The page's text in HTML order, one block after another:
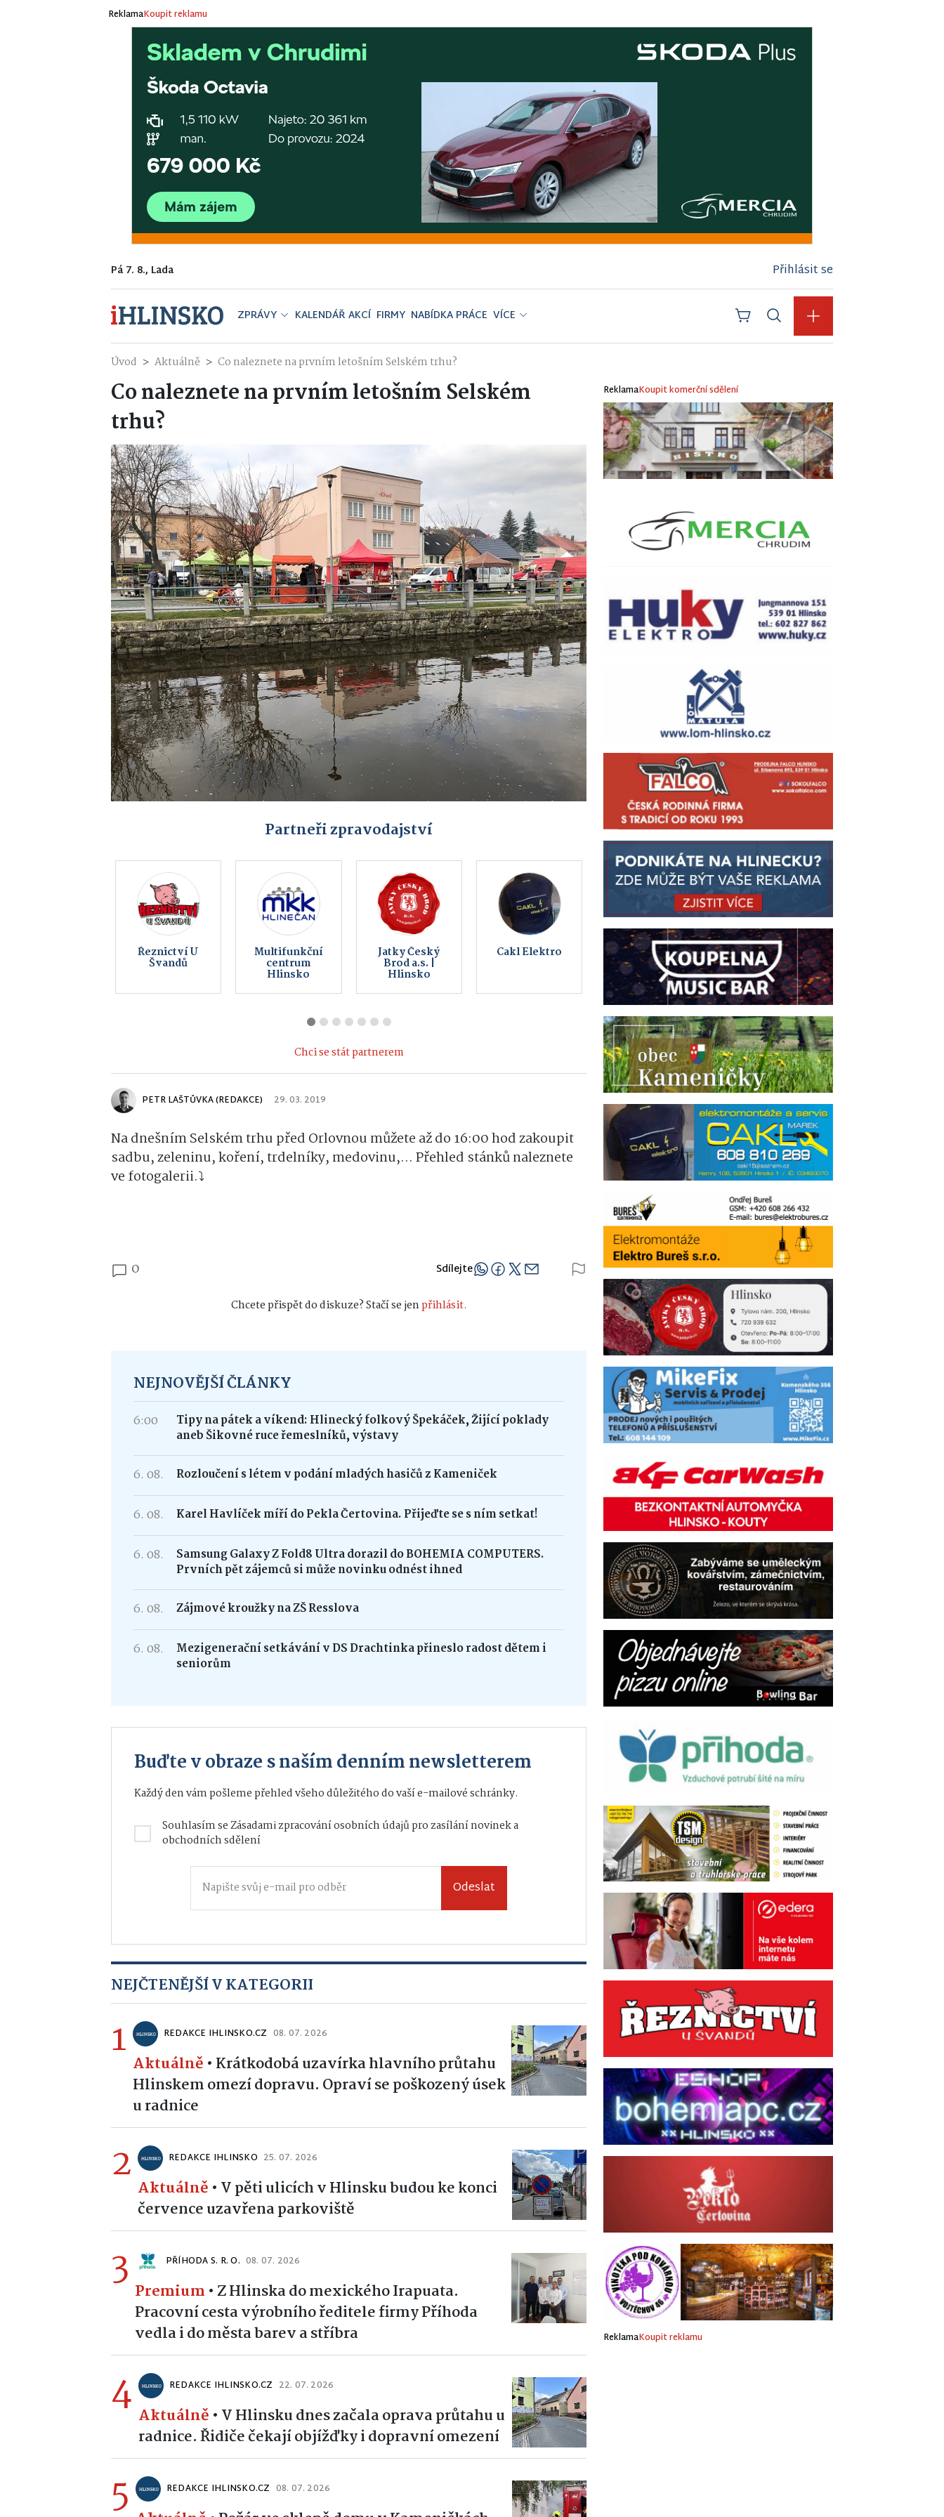
ReklamaKoupit reklamu
Pá 7. 8., Lada Přihlásit se
ZPRÁVY KALENDÁŘ AKCÍ FIRMY NABÍDKA PRÁCE VÍCE
Úvod Aktuálně Co naleznete na prvním letošním Selském trhu?
Co naleznete na prvním letošním Selském
trhu?
Partneři zpravodajství
Koupelna
music bar
Bistro GAMAS Sportovní
střelnice
Hlinsko
HUKY s.r.o.
Chci se stát partnerem
PETR LAŠTŮVKA (REDAKCE) 29. 03. 2019
Na dnešním Selském trhu před Orlovnou můžete až do 16:00 hod zakoupit
sadbu, zeleninu, koření, trdelníky, medovinu,... Přehled stánků naleznete
ve fotogalerii.⤵
0 Sdílejte
Chcete přispět do diskuze? Stačí se jenpřihlásit.
NEJNOVĚJŠÍ ČLÁNKY
6:00
Tipy na pátek a víkend: Hlinecký folkový Špekáček, Žijící poklady
aneb Šikovné ruce řemeslníků, výstavy
6. 08. Rozloučení s létem v podání mladých hasičů z Kameniček
6. 08. Karel Havlíček míří do Pekla Čertovina. Přijeďte se s ním setkat!
6. 08.
Samsung Galaxy Z Fold8 Ultra dorazil do BOHEMIA COMPUTERS.
Prvních pět zájemců si může novinku odnést ihned
6. 08. Zájmové kroužky na ZŠ Resslova
6. 08.
Mezigenerační setkávání v DS Drachtinka přineslo radost dětem i
seniorům
Buďte v obraze s naším denním newsletterem
Každý den vám pošleme přehled všeho důležitého do vaší e-mailové schránky.
Souhlasím seZásadami zpracování osobních údajůpro zasílání novinek a
obchodních sdělení
Odeslat
NEJČTENĚJŠÍ V KATEGORII
1 REDAKCE IHLINSKO.CZ 08. 07. 2026
Aktuálně • Krátkodobá uzavírka hlavního průtahu
Hlinskem omezí dopravu. Opraví se poškozený úsek
u radnice
2 REDAKCE IHLINSKO 25. 07. 2026
Aktuálně • V pěti ulicích v Hlinsku budou ke konci
července uzavřena parkoviště
3 PŘÍHODA S. R. O. 08. 07. 2026
Premium • Z Hlinska do mexického Irapuata.
Pracovní cesta výrobního ředitele firmy Příhoda
vedla i do města barev a stříbra
4 REDAKCE IHLINSKO.CZ 22. 07. 2026
Aktuálně • V Hlinsku dnes začala oprava průtahu u
radnice. Řidiče čekají objížďky i dopravní omezení
5 REDAKCE IHLINSKO.CZ 08. 07. 2026
ReklamaKoupit komerční sdělení
ReklamaKoupit reklamu